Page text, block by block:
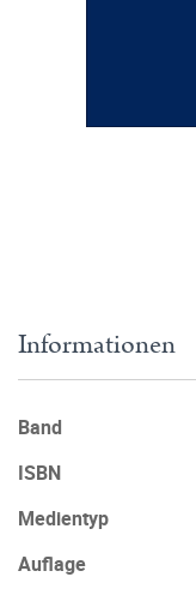
Informationen
Band
ISBN
Medientyp
Auflage